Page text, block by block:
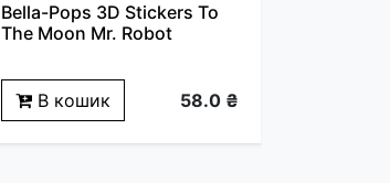
Bella-Pops 3D Stickers To
The Moon Mr. Robot
В кошик 58.0 ₴